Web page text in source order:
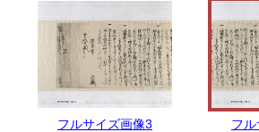
フルサイズ画像3 フ